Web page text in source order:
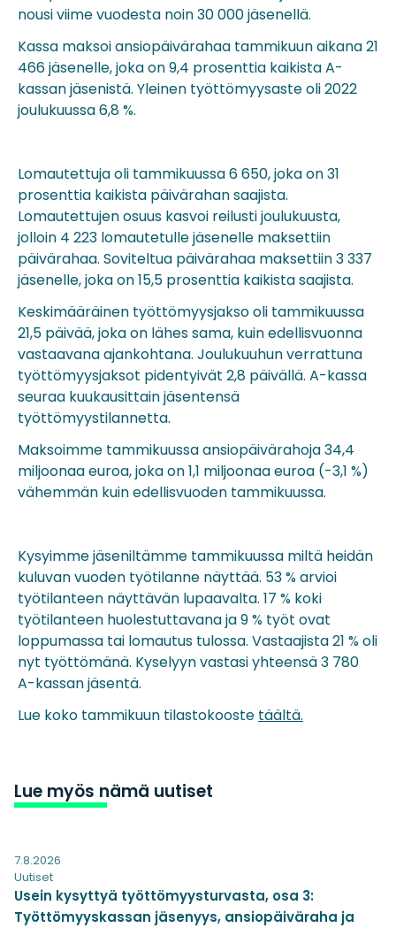
Lue myös nämä uutiset
7.8.2026
Uutiset
Usein kysyttyä työttömyysturvasta, osa 3:
Työttömyyskassan jäsenyys, ansiopäiväraha ja
nousi viime vuodesta noin 30 000 jäsenellä.
Kassa maksoi ansiopäivärahaa tammikuun aikana 21
466 jäsenelle, joka on 9,4 prosenttia kaikista A-
kassan jäsenistä. Yleinen työttömyysaste oli 2022
joulukuussa 6,8 %.
Lomautettuja oli tammikuussa 6 650, joka on 31
prosenttia kaikista päivärahan saajista.
Lomautettujen osuus kasvoi reilusti joulukuusta,
jolloin 4 223 lomautetulle jäsenelle maksettiin
päivärahaa. Soviteltua päivärahaa maksettiin 3 337
jäsenelle, joka on 15,5 prosenttia kaikista saajista.
Keskimääräinen työttömyysjakso oli tammikuussa
21,5 päivää, joka on lähes sama, kuin edellisvuonna
vastaavana ajankohtana. Joulukuuhun verrattuna
työttömyysjaksot pidentyivät 2,8 päivällä. A-kassa
seuraa kuukausittain jäsentensä
työttömyystilannetta.
Maksoimme tammikuussa ansiopäivärahoja 34,4
miljoonaa euroa, joka on 1,1 miljoonaa euroa (-3,1 %)
vähemmän kuin edellisvuoden tammikuussa.
Kysyimme jäseniltämme tammikuussa miltä heidän
kuluvan vuoden työtilanne näyttää. 53 % arvioi
työtilanteen näyttävän lupaavalta. 17 % koki
työtilanteen huolestuttavana ja 9 % työt ovat
loppumassa tai lomautus tulossa. Vastaajista 21 % oli
nyt työttömänä. Kyselyyn vastasi yhteensä 3 780
A-kassan jäsentä.
Lue koko tammikuun tilastokooste täältä.